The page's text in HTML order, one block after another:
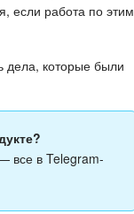
если работа по этим
дела, которые были
все в Telegram-